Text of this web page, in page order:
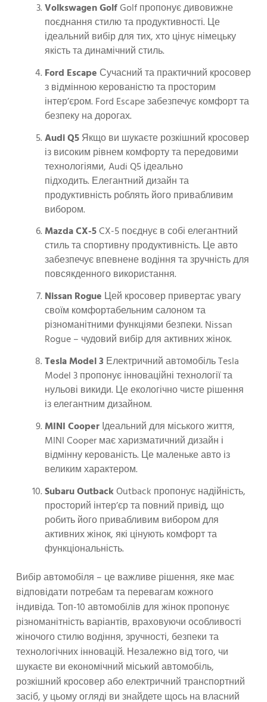
Volkswagen GolfGolf пропонує дивовижне
поєднання стилю та продуктивності. Це
ідеальний вибір для тих, хто цінує німецьку
якість та динамічний стиль.
Ford EscapeСучасний та практичний кросовер
з відмінною керованістю та просторим
інтер’єром. Ford Escape забезпечує комфорт та
безпеку на дорогах.
Audi Q5Якщо ви шукаєте розкішний кросовер
із високим рівнем комфорту та передовими
технологіями, Audi Q5 ідеально
підходить. Елегантний дизайн та
продуктивність роблять його привабливим
вибором.
Mazda CX-5CX-5 поєднує в собі елегантний
стиль та спортивну продуктивність. Це авто
забезпечує впевнене водіння та зручність для
повсякденного використання.
Nissan Rogue Цей кросовер привертає увагу
своїм комфортабельним салоном та
різноманітними функціями безпеки. Nissan
Rogue – чудовий вибір для активних жінок.
Tesla Model 3 Електричний автомобіль Tesla
Model 3 пропонує інноваційні технології та
нульові викиди. Це екологічно чисте рішення
із елегантним дизайном.
MINI CooperІдеальний для міського життя,
MINI Cooper має харизматичний дизайн і
відмінну керованість. Це маленьке авто із
великим характером.
Subaru OutbackOutback пропонує надійність,
просторий інтер’єр та повний привід, що
робить його привабливим вибором для
активних жінок, які цінують комфорт та
функціональність.
Вибір автомобіля – це важливе рішення, яке має
відповідати потребам та перевагам кожного
індивіда. Топ-10 автомобілів для жінок пропонує
різноманітність варіантів, враховуючи особливості
жіночого стилю водіння, зручності, безпеки та
технологічних інновацій. Незалежно від того, чи
шукаєте ви економічний міський автомобіль,
розкішний кросовер або електричний транспортний
засіб, у цьому огляді ви знайдете щось на власний